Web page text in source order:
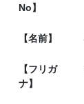
No】
【名前】
【フリガ
ナ】